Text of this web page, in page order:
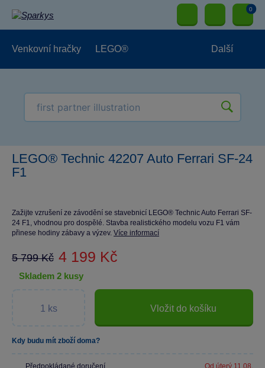
0
Venkovní hračky LEGO® Další
LEGO® Technic 42207 Auto Ferrari SF-24
F1
Zažijte vzrušení ze závodění se stavebnicí LEGO® Technic Auto Ferrari SF-
24 F1, vhodnou pro dospělé. Stavba realistického modelu vozu F1 vám
přinese hodiny zábavy a výzev. Více informací
5 799 Kč 4 199 Kč
skladem 2 kusy
Vložit do košíku
Kdy budu mít zboží doma?
Předpokládané doručení Od úterý 11.08.